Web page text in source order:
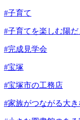
#子育て
#子育てを楽しむ陽
#完成見学会
#宝塚
#宝塚市の工務店
#家族がつながる大